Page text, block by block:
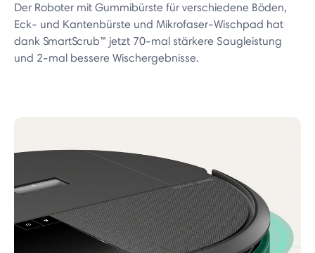
Der Roboter mit Gummibürste für verschiedene Böden,
Eck- und Kantenbürste und Mikrofaser-Wischpad hat
dank SmartScrub™ jetzt 70-mal stärkere Saugleistung
und 2-mal bessere Wischergebnisse.